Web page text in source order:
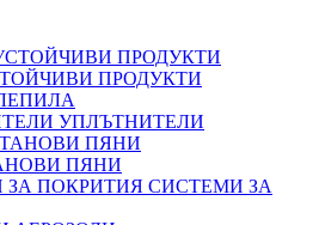
ПРОДУКТИ
УПЛЪТНИТЕЛИ
ПЯНИ
СИСТЕМИ ЗА